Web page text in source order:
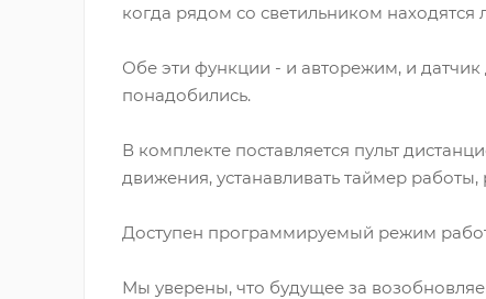
когда рядом со светильником находятся
Обе эти функции - и авторежим, и
понадобились.
В комплекте поставляется пульт
движения, устанавливать таймер работы,
Доступен программируемый режим
Мы уверены, что будущее за